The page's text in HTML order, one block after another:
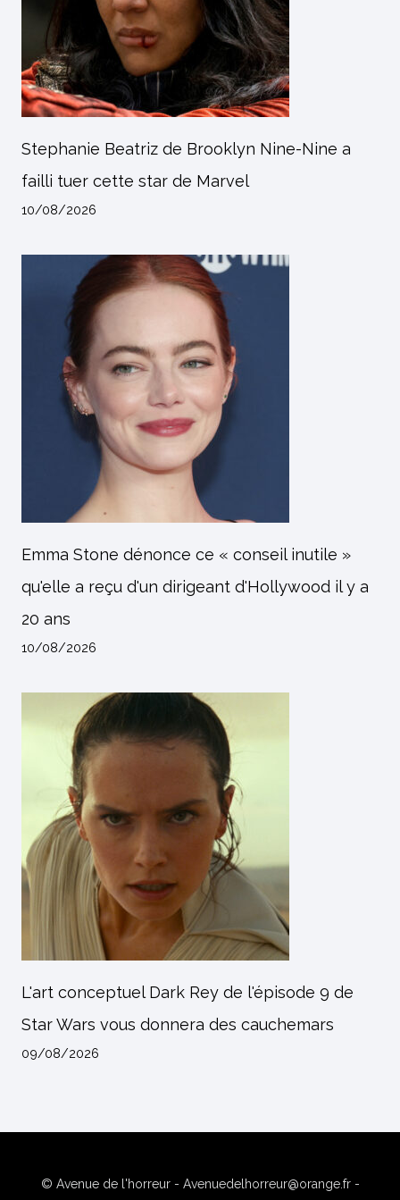
Stephanie Beatriz de Brooklyn Nine-Nine a
failli tuer cette star de Marvel
10/08/2026
Emma Stone dénonce ce « conseil inutile »
qu'elle a reçu d'un dirigeant d'Hollywood il y a
20 ans
10/08/2026
L'art conceptuel Dark Rey de l'épisode 9 de
Star Wars vous donnera des cauchemars
09/08/2026
© Avenue de l'horreur - Avenuedelhorreur@orange.fr -